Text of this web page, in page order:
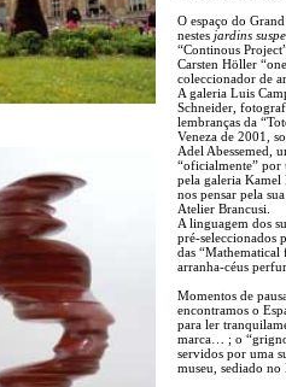
O espaço do
nestes jardins
“Continous
Carsten Höller
coleccionador de
A galeria Luis
Schneider,
lembranças da
Veneza de 2001,
Adel Abessemed,
“oficialmente” por
pela galeria Kamel
nos pensar pela
Atelier Brancusi.
A linguagem dos
pré-seleccionados
das “Mathematical
arranha-céus
Momentos de
encontramos o
para ler
marca… ; o
servidos por uma
museu, sediado